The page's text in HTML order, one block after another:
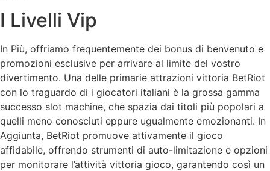
I Livelli Vip
In Più, offriamo frequentemente dei bonus di benvenuto e
promozioni esclusive per arrivare al limite del vostro
divertimento. Una delle primarie attrazioni vittoria BetRiot
con lo traguardo di i giocatori italiani è la grossa gamma
successo slot machine, che spazia dai titoli più popolari a
quelli meno conosciuti eppure ugualmente emozionanti. In
Aggiunta, BetRiot promuove attivamente il gioco
affidabile, offrendo strumenti di auto-limitazione e opzioni
per monitorare l’attività vittoria gioco, garantendo così un